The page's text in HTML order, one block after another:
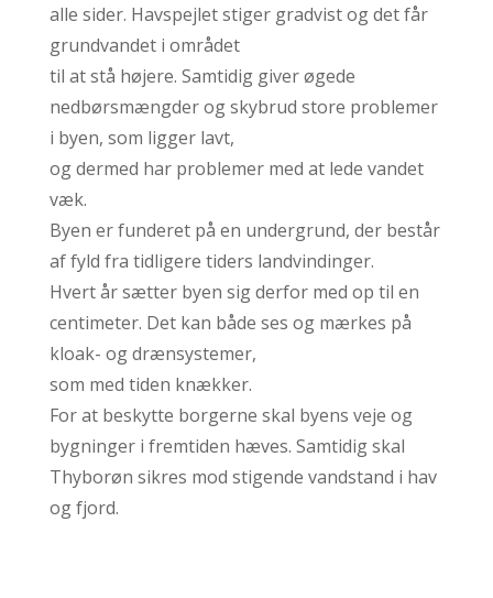
alle sider. Havspejlet stiger gradvist og det får
grundvandet i området
til at stå højere. Samtidig giver øgede
nedbørsmængder og skybrud store problemer
i byen, som ligger lavt,
og dermed har problemer med at lede vandet
væk.
Byen er funderet på en undergrund, der består
af fyld fra tidligere tiders landvindinger.
Hvert år sætter byen sig derfor med op til en
centimeter. Det kan både ses og mærkes på
kloak- og drænsystemer,
som med tiden knækker.
For at beskytte borgerne skal byens veje og
bygninger i fremtiden hæves. Samtidig skal
Thyborøn sikres mod stigende vandstand i hav
og fjord.